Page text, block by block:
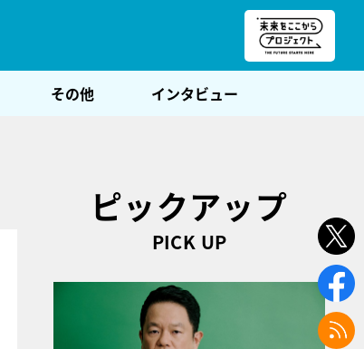
その他 インタビュー
ピックアップ
PICK UP